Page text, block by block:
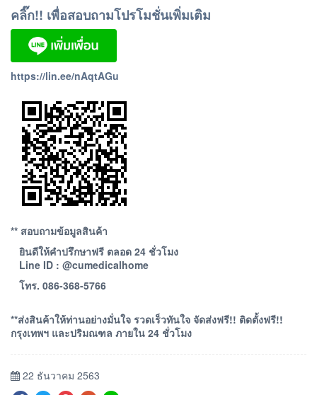
คลิ๊ก!! เพื่อสอบถามโปรโมชั่นเพิ่มเติม
https://lin.ee/nAqtAGu
** สอบถามข้อมูลสินค้า
ยินดีให้คำปรึกษาฟรี ตลอด 24 ชั่วโมง
Line ID : @cumedicalhome
โทร. 086-368-5766
**ส่งสินค้าให้ท่านอย่างมั่นใจ รวดเร็วทันใจ จัดส่งฟรี!! ติดตั้งฟรี!!
กรุงเทพฯ และปริมณฑล ภายใน 24 ชั่วโมง
22 ธันวาคม 2563